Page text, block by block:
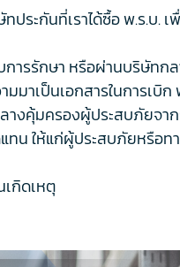
ระกันที่เราได้ซื้อ พ.ร.บ.
การรักษา หรือผ่านบริษัท
มาเป็นเอกสารในการเบิก
างคุ้มครองผู้ประสบภัยจา
น ให้แก่ผู้ประสบภัยหรือท
เกิดเหตุ